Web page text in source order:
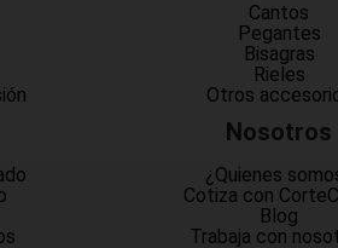
Cantos
Pegantes
Bisagras
Rieles
Otros
Nosotros
¿Quienes
Cotiza con
Blog
Trabaja con